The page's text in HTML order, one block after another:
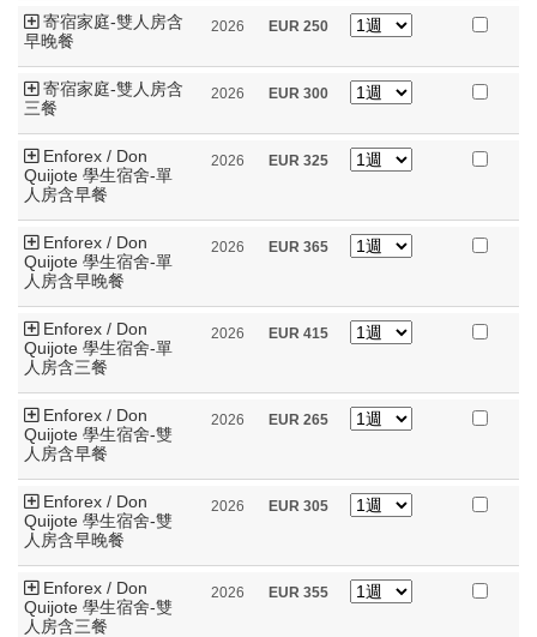
寄宿家庭-雙人房含
早晚餐
2026 EUR 250
寄宿家庭-雙人房含
三餐
2026 EUR 300
Enforex / Don
Quijote 學生宿舍-單
人房含早餐
2026 EUR 325
Enforex / Don
Quijote 學生宿舍-單
人房含早晚餐
2026 EUR 365
Enforex / Don
Quijote 學生宿舍-單
人房含三餐
2026 EUR 415
Enforex / Don
Quijote 學生宿舍-雙
人房含早餐
2026 EUR 265
Enforex / Don
Quijote 學生宿舍-雙
人房含早晚餐
2026 EUR 305
Enforex / Don
Quijote 學生宿舍-雙
人房含三餐
2026 EUR 355